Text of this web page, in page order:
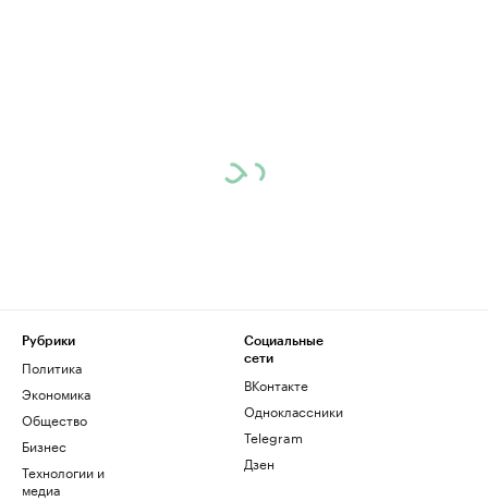
Рубрики
Политика
Экономика
Общество
Бизнес
Технологии и
медиа
Социальные
сети
ВКонтакте
Одноклассники
Telegram
Дзен